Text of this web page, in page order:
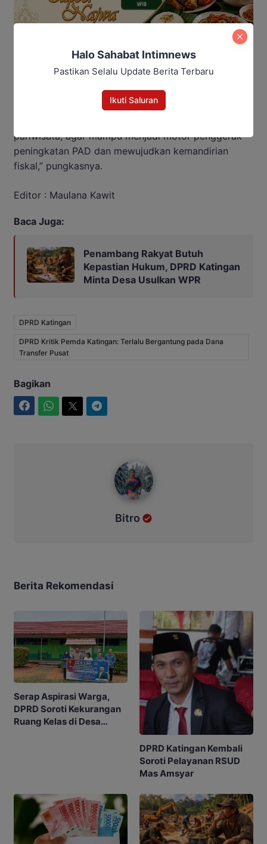
pariwisata, agar mampu menjadi motor penggerak
peningkatan PAD dan mewujudkan kemandirian
fiskal,” pungkasnya.
Editor : Maulana Kawit
Baca Juga:
Penambang Rakyat Butuh
Kepastian Hukum, DPRD Katingan
Minta Desa Usulkan WPR
DPRD Katingan
DPRD Kritik Pemda Katingan: Terlalu Bergantung pada Dana
Transfer Pusat
Bagikan
Bitro
Berita Rekomendasi
Serap Aspirasi Warga,
DPRD Soroti Kekurangan
Ruang Kelas di Desa
DPRD Katingan Kembali
Soroti Pelayanan RSUD
Mas Amsyar
Halo Sahabat Intimnews
Pastikan Selalu Update Berita Terbaru
Ikuti Saluran